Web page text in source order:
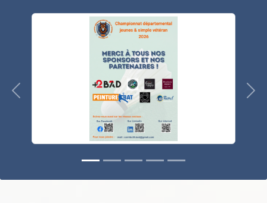
Précedent